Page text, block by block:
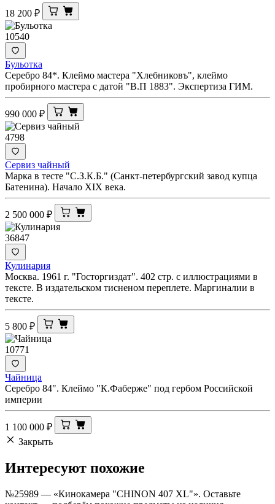
18 200 ₽
10540
Бульотка
Серебро 84*. Клеймо мастера "Хлебниковъ", клеймо
пробирного мастера с датой "В.П 1883". Экспертиза ГИМ.
990 000 ₽
4798
Сервиз чайный
Марка в тесте "С.З.К.Б." (Санкт-петербургский завод купца
Батенина). Начало XIX века.
2 500 000 ₽
36847
Кулинария
Москва. 1961 г. "Госторгиздат". 402 стр. с иллюстрациями в
тексте. В издательском тисненом переплете. Маргиналии в
тексте.
5 800 ₽
10771
Чайница
Серебро 84". Клеймо "К.Фаберже" под гербом Российской
империи
1 100 000 ₽
Закрыть
Интересуют похожие
№25989 — «Кинокамера "CHINON 407 XL"». Оставьте